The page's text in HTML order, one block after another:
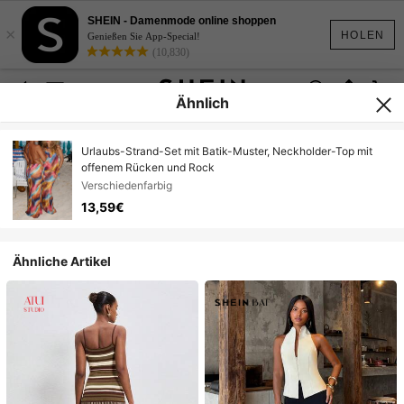
HOLEN
×
SHEIN - Damenmode online shoppen
Genießen Sie App-Special!
(10,830)
Ähnlich
Urlaubs-Strand-Set mit Batik-Muster, Neckholder-Top mit
offenem Rücken und Rock
Verschiedenfarbig
13,59€
Ähnliche Artikel